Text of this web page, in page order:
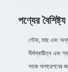
পণ্যের বৈশিষ্ট্য
স্টেক, মাছ এবং
দীর্ঘস্থায়ীত্ব এবং
সহজ অপারেশনের